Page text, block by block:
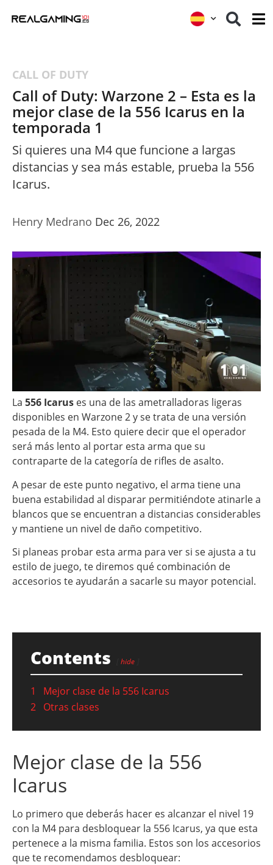
CALL OF DUTY
Call of Duty: Warzone 2 – Esta es la
mejor clase de la 556 Icarus en la
temporada 1
Si quieres una M4 que funcione a largas
distancias y sea más estable, prueba la 556
Icarus.
Henry Medrano Dec 26, 2022
La 556 Icarus es una de las ametralladoras ligeras
disponibles en Warzone 2 y se trata de una versión
pesada de la M4. Esto quiere decir que el operador
será más lento al portar esta arma que su
contraparte de la categoría de rifles de asalto.
A pesar de este punto negativo, el arma tiene una
buena estabilidad al disparar permitiéndote atinarle a
blancos que se encuentran a distancias considerables
y mantiene un nivel de daño competitivo.
Si planeas probar esta arma para ver si se ajusta a tu
estilo de juego, te diremos qué combinación de
accesorios te ayudarán a sacarle su mayor potencial.
Contents hide
1
Mejor clase de la 556 Icarus
2 Otras clases
Mejor clase de la 556
Icarus
Lo primero que deberás hacer es alcanzar el nivel 19
con la M4 para desbloquear la 556 Icarus, ya que esta
pertenece a la misma familia. Estos son los accesorios
que te recomendamos desbloquear: